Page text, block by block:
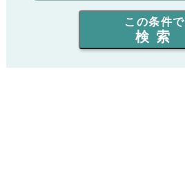
出力を選ぶ
同時通話人数を選ぶ
この条件で
検索